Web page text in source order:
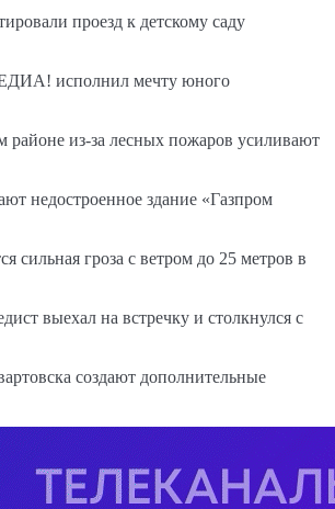
проезд к детскому саду
исполнил мечту юного
районе из-за лесных пожаров усиливают
недостроенное здание «Газпром
сильная гроза с ветром до 25 метров в
выехал на встречку и столкнулся с
создают дополнительные